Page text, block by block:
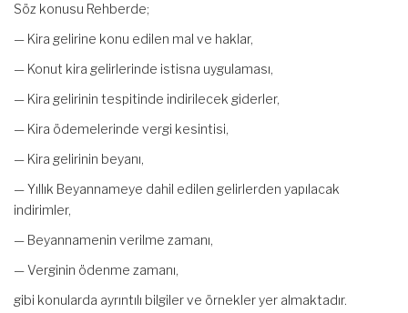
Söz konusu Rehberde;
— Kira gelirine konu edilen mal ve haklar,
— Konut kira gelirlerinde istisna uygulaması,
— Kira gelirinin tespitinde indirilecek giderler,
— Kira ödemelerinde vergi kesintisi,
— Kira gelirinin beyanı,
— Yıllık Beyannameye dahil edilen gelirlerden yapılacak
indirimler,
— Beyannamenin verilme zamanı,
— Verginin ödenme zamanı,
gibi konularda ayrıntılı bilgiler ve örnekler yer almaktadır.